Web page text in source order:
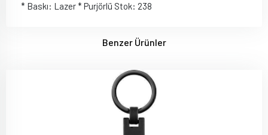
* Baskı: Lazer * Purjörlü Stok: 238
Benzer Ürünler